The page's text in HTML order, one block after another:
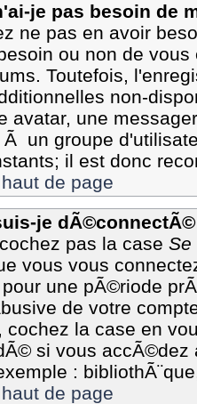
je pas besoin de
ne pas en avoir
ou non de
Toutefois,
non-
avatar, une
un groupe
il est donc
de page
je
pas la case Se
vous vous
une pÃ©riode
de votre
cochez la case en
si vous accÃ©dez
:
de page